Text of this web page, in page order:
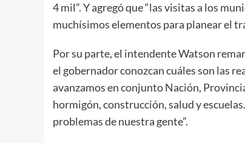
4 mil”. Y agregó que “las visitas a los
muchísimos elementos para planear el
Por su parte, el intendente Watson
el gobernador conozcan cuáles son las
avanzamos en conjunto Nación,
hormigón, construcción, salud y
problemas de nuestra gente”.